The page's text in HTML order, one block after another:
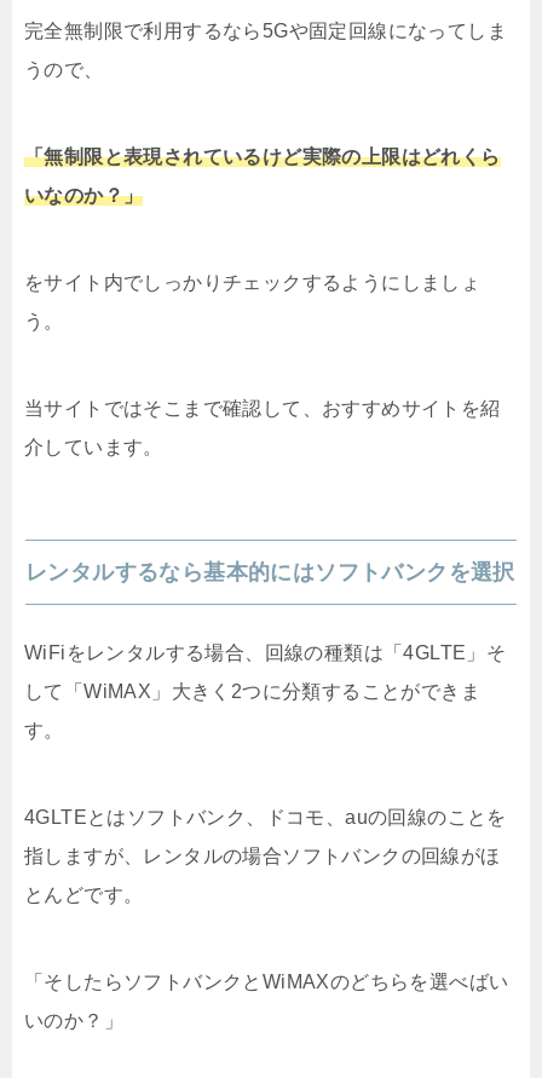
完全無制限で利用するなら5Gや固定回線になってしま
うので、
「無制限と表現されているけど実際の上限はどれくら
いなのか？」
をサイト内でしっかりチェックするようにしましょ
う。
当サイトではそこまで確認して、おすすめサイトを紹
介しています。
レンタルするなら基本的にはソフトバンクを選択
WiFiをレンタルする場合、回線の種類は「4GLTE」そ
して「WiMAX」大きく2つに分類することができま
す。
4GLTEとはソフトバンク、ドコモ、auの回線のことを
指しますが、レンタルの場合ソフトバンクの回線がほ
とんどです。
「そしたらソフトバンクとWiMAXのどちらを選べばい
いのか？」